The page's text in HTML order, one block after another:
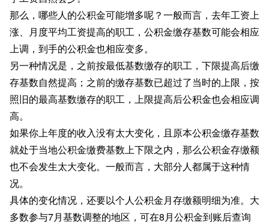
那么，哪些人的公积金可能增多呢？一般而言，去年工资上
涨、月度平均工资提高的职工，公积金缴存基数可能会相应
上调，到手的公积金也相应变多。
另一种情况是，之前按最低基数缴存的职工，下限提高后缴
存基数自然提高；之前的缴存基数已超过了当时的上限，按
照旧的最高基数缴存的职工，上限提高后公积金也会相应调
高。
如果你上年度的收入没有太大变化，且原本公积金缴存基数
就处于当地公积金缴费基数上下限之内，那么公积金存缴额
也不会发生太大变化。一般而言，大部分人都属于这种情
况。
具体的变化情况，还要以个人公积金月存缴额明细为准。大
多数参与7月基数调整的地区，可在8月公积金到账后查询